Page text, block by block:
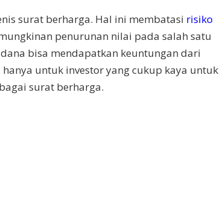
surat berharga. Hal ini membatasi risiko
penurunan nilai pada salah satu
bisa mendapatkan keuntungan dari
untuk investor yang cukup kaya untuk
surat berharga.